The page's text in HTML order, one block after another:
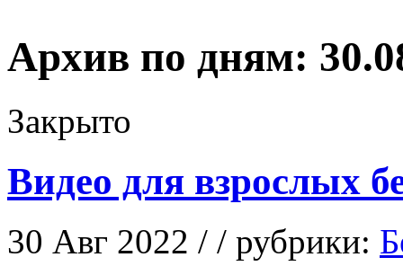
Архив по дням:
Закрыто
Видео для взрослых
30 Авг 2022 / / рубрики: